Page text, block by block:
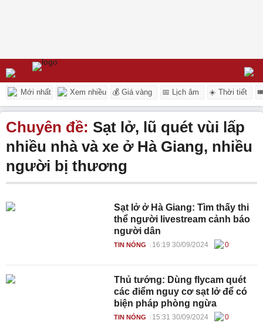
Mới nhất Xem nhiều 💰 Giá vàng 📅 Lịch âm ☀️ Thời tiết
Chuyên đề: Sạt lở, lũ quét vùi lấp
nhiều nhà và xe ở Hà Giang, nhiều
người bị thương
Sạt lở ở Hà Giang: Tìm thấy thi
thể người livestream cảnh báo
người dân
TIN NÓNG 16:19 30/09/2024 0
Thủ tướng: Dùng flycam quét
các điểm nguy cơ sạt lở để có
biện pháp phòng ngừa
TIN NÓNG 15:31 30/09/2024 0